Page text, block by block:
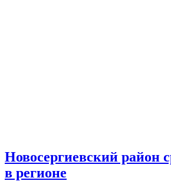
Новосергиевский район
в регионе